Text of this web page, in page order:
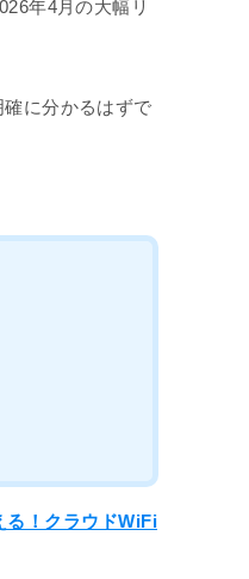
年4月の大幅リ
に分かるはずで
！クラウドWiFi